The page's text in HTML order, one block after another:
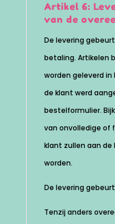
Artikel 6:
van de
De levering
betaling. Artikelen
worden geleverd
de klant werd
bestelformulier.
van onvolledige of
klant zullen aan de
worden.
De levering
Tenzij anders